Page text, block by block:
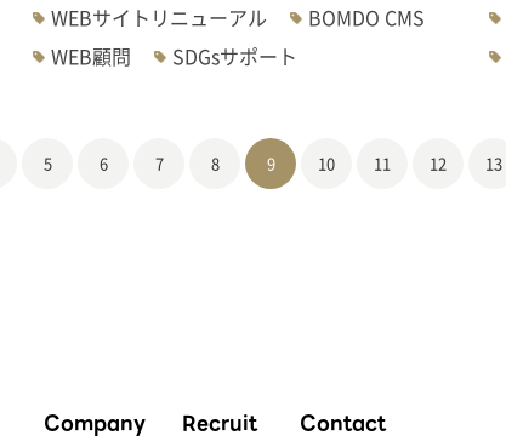
WEBサイトリニューアル
BOMDO CMS
WEB顧問
SDGsサポート
5 6 7 8 9 10 11 12 13
Company Recruit Contact